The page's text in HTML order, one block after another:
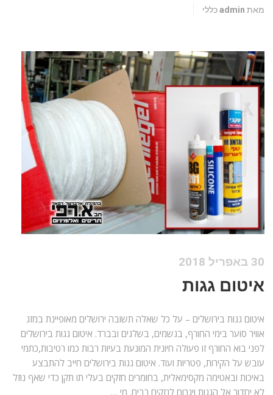
מאת admin כללי
30 באפריל 2018
איטום גגות
איטום גגות בירושלים – על כל שאלה תשובה ירושלים מאופיינת במזג
אוויר סוער בימי החורף, בגשמים, בשלגים ובברד. איטום גגות בירושלים
לפני בוא החורף זו פעולה חיונית המונעת בעיות רבות כמו רטיבות,כתמי
עובש על הקירות, פטריות ועוד. איטום גגות בירושלים חייב להתבצע
באיכות ובאטימה מקסימאלית, בחומרים חזקים בעלי תו תקן כדי שאף נוזל
לא יחדור אל הגגות ויגרום לנזקים רבים. מי …